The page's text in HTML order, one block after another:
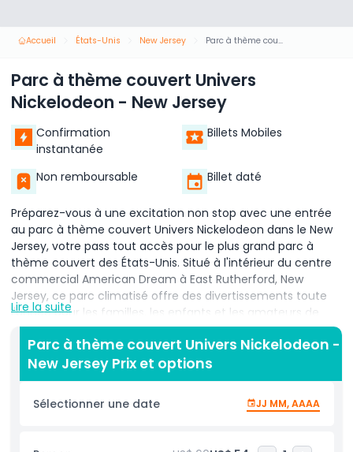
Accueil États-Unis New Jersey Parc à thème couvert Univers Nickelodeon - New Jersey
Parc à thème couvert Univers
Nickelodeon - New Jersey
Confirmation
instantanée
Billets Mobiles
Non remboursable Billet daté
Préparez-vous à une excitation non stop avec une entrée
au parc à thème couvert Univers Nickelodeon dans le New
Jersey, votre pass tout accès pour le plus grand parc à
thème couvert des États-Unis. Situé à l'intérieur du centre
commercial American Dream à East Rutherford, New
Jersey, ce parc climatisé offre des divertissements toute
l'année pour les familles, les enfants et les amateurs de
sensations fortes. Avec votre billet pour le parc à thème
couvert Univers Nickelodeon, profitez de manèges à
sensations, de jeux et de spectacles en direct mettant en
vedette vos personnages Nickelodeon préférés comme
Bob l'éponge (SpongeBob SquarePants), la Pat' Patrouille
(PAW Patrol), les Tortues Ninja (Teenage Mutant Ninja
montagnes russes à couper le souffle aux attractions
Lire la suite
Parc à thème couvert Univers Nickelodeon -
New Jersey Prix et options
Sélectionner une date JJ MM, AAAA